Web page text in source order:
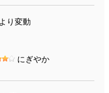
り変動
にぎやか